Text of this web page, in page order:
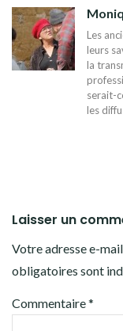
Les
leurs
la
serait-
les
Laisser un
Votre adresse e-
obligatoires sont
Commentaire*